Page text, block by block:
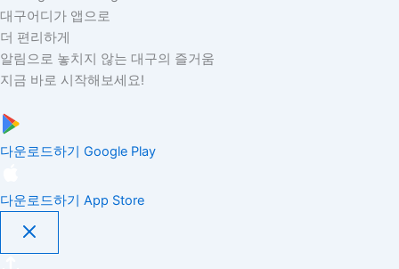
대구어디가 앱으로
더 편리하게
알림으로 놓치지 않는 대구의 즐거움
지금 바로 시작해보세요!
다운로드하기 Google Play
다운로드하기 App Store